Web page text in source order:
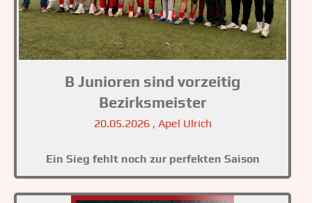
B Junioren sind vorzeitig
Bezirksmeister
20.05.2026, Apel Ulrich
Ein Sieg fehlt noch zur perfekten Saison